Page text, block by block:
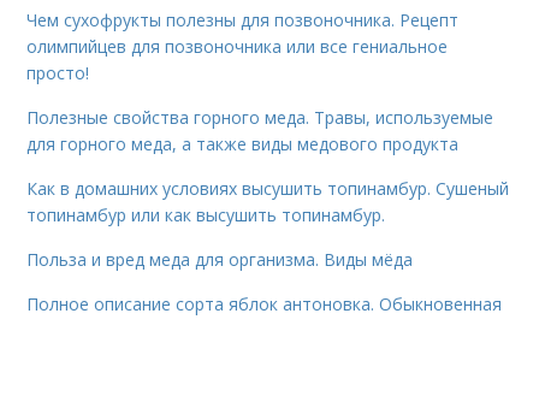
Чем сухофрукты полезны для позвоночника. Рецепт
олимпийцев для позвоночника или все гениальное
просто!
Полезные свойства горного меда. Травы, используемые
для горного меда, а также виды медового продукта
Как в домашних условиях высушить топинамбур. Сушеный
топинамбур или как высушить топинамбур.
Польза и вред меда для организма. Виды мёда
Полное описание сорта яблок антоновка. Обыкновенная